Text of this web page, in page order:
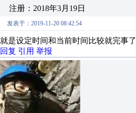
注册：2018年3月19日
发表于：2019-11-20 08:42:54
就是设定时间和当前时间比较就完事了
回复 引用 举报